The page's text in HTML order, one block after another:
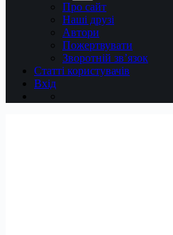
Про сайт
Наші друзі
Автори
Пожертвувати
Зворотній зв’язок
Статті користувачів
Вхід